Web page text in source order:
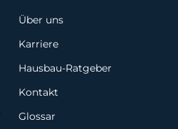
Über uns
Karriere
Hausbau-Ratgeber
Kontakt
Glossar